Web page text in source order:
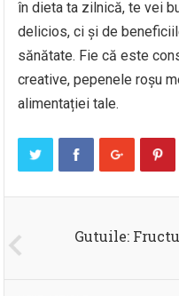
în dieta ta zilnică, te vei
delicios, ci și de
sănătate. Fie că este
creative, pepenele roșu
alimentației tale.
Gutuile: